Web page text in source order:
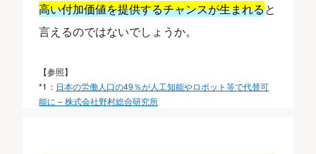
高い付加価値を提供するチャンスが生まれると
言えるのではないでしょうか。
【参照】
*1： 日本の労働人口の49％が人工知能やロボット等で代替可
能に – 株式会社野村総合研究所